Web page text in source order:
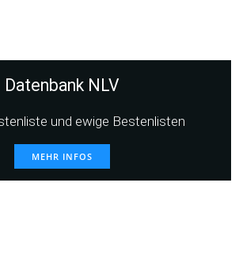
Datenbank NLV
und ewige Bestenlisten
MEHR INFOS